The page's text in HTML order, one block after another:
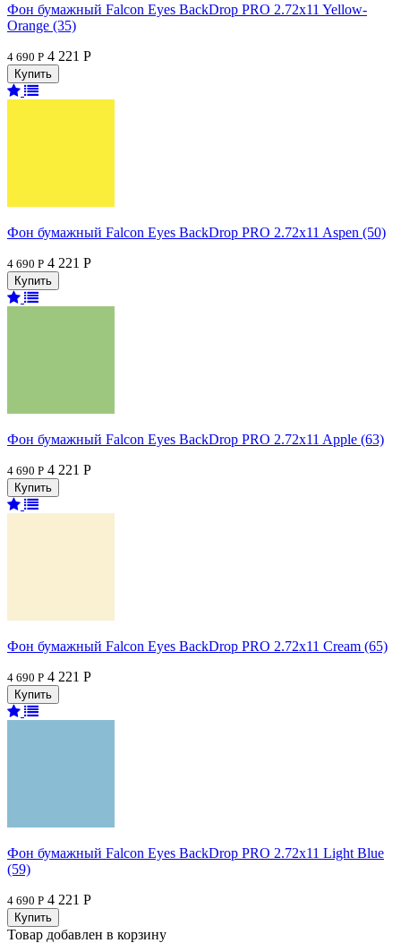
Фон бумажный Falcon Eyes BackDrop PRO 2.72x11 Yellow-
Orange (35)
4 690 Р 4 221 Р
Фон бумажный Falcon Eyes BackDrop PRO 2.72x11 Aspen (50)
4 690 Р 4 221 Р
Фон бумажный Falcon Eyes BackDrop PRO 2.72x11 Apple (63)
4 690 Р 4 221 Р
Фон бумажный Falcon Eyes BackDrop PRO 2.72x11 Cream (65)
4 690 Р 4 221 Р
Фон бумажный Falcon Eyes BackDrop PRO 2.72x11 Light Blue
(59)
4 690 Р 4 221 Р
Товар добавлен в корзину